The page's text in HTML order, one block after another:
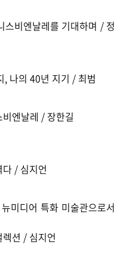
비엔날레를 기대하며 / 정
, 나의 40년 지기 / 최범
엔날레 / 장한길
/ 심지언
미디어 특화 미술관으로서
션 / 심지언